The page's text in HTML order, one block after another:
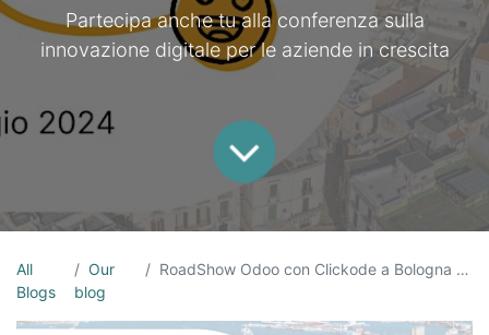
Partecipa anche tu alla conferenza sulla
innovazione digitale per le aziende in crescita
All
Blogs
Our
blog
RoadShow Odoo con Clickode a Bologna il 30 Maggio